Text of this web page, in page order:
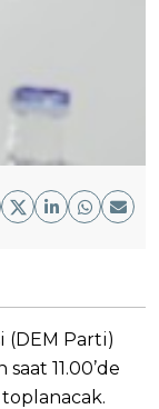
(DEM Parti)
11.00’de